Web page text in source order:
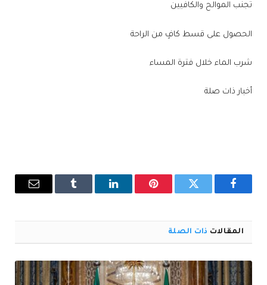
تجنب الموالح والكافيين
الحصول على قسط كافٍ من الراحة
شرب الماء خلال فترة المساء
أخبار ذات صلة
فيسبوك تويتر بينتيريستلينكدإن Tumblr
البريد
المقالات ذات الصلة